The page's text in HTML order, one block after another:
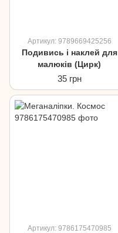
Артикул: 9789669425256
Подивись і наклей для
малюків (Цирк)
35 грн
Артикул: 9786175470985